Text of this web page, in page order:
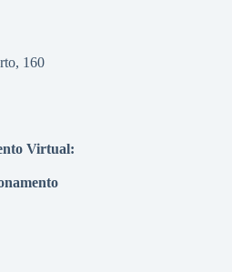
160
Virtual: